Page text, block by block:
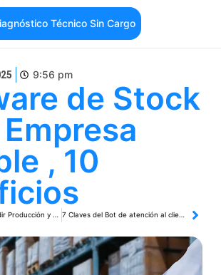
Técnico Sin Cargo
9:56 pm
de Stock
, 10
7 Claves del Bot de atención al cliente